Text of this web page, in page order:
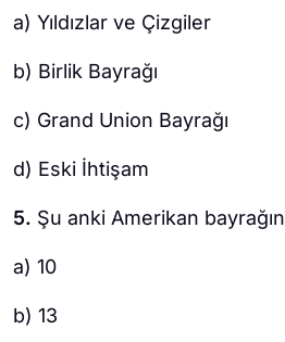
a) Yıldızlar ve Çizgiler
b) Birlik Bayrağı
c) Grand Union Bayrağı
d) Eski İhtişam
5. Şu anki Amerikan
a) 10
b) 13